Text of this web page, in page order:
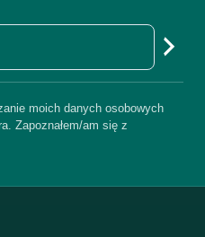
moich danych osobowych
Zapoznałem/am się z